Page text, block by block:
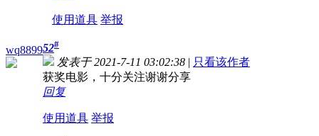
使用道具 举报
wq889952#
发表于 2021-7-11 03:02:38 | 只看该作者
获奖电影，十分关注谢谢分享
回复
使用道具 举报